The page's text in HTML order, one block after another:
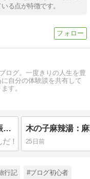
る点が特徴です。
ログ。一度きりの人生を豊
自分の体験談を共有して
す。
早期退職｜働かなかった1年2カ月の振り返り 木の子麻辣湯：
25日前
行記 #ブログ初心者